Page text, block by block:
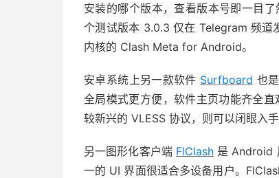
安装的哪个版本，查看版本号即一目
个测试版本 3.0.3 仅在 Telegram 频道
内核的 Clash Meta for Android。
安卓系统上另一款软件 Surfboard 也
全局模式更方便，软件主页功能齐全
较新兴的 VLESS 协议，则可以闭眼入手
另一图形化客户端 FlClash 是 Android
一的 UI 界面很适合多设备用户。